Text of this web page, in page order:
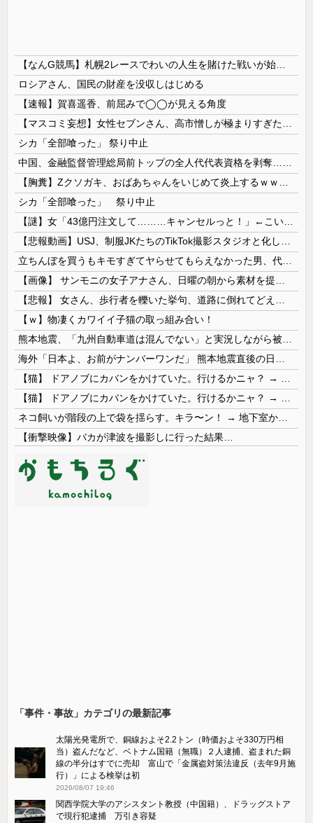
ロシアさん、国民の財産を没収しはじめる
【速報】賀喜遥香、前屈みで◯◯が見える角度
シカ「全部喰った」 祭り中止
シカ「全部喰った」 祭り中止
【ｗ】物凄くカワイイ子猫の取っ組み合い！
【衝撃映像】バカが津波を撮影しに行った結果…
「事件・事故」カテゴリの最新記事
太陽光発電所で、銅線およそ2.2トン（時価およそ330万円相
当）盗んだなど、ベトナム国籍（無職）２人逮捕、盗まれた銅
線の半分はすでに売却 富山で「金属盗対策法違反（去年9月施
行）」による検挙は初
2026/08/07 19:46
関西学院大学のアシスタント教授（中国籍）、ドラッグストア
で現行犯逮捕 万引き容疑